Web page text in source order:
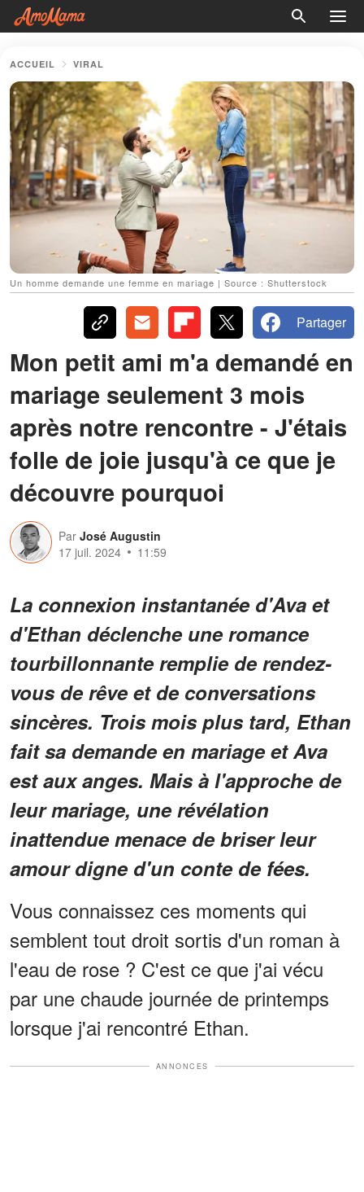
ACCUEIL VIRAL
Un homme demande une femme en mariage | Source : Shutterstock
Partager
Mon petit ami m'a demandé en
mariage seulement 3 mois
après notre rencontre - J'étais
folle de joie jusqu'à ce que je
découvre pourquoi
Par José Augustin
17 juil. 2024
11:59
La connexion instantanée d'Ava et
d'Ethan déclenche une romance
tourbillonnante remplie de rendez-
vous de rêve et de conversations
sincères. Trois mois plus tard, Ethan
fait sa demande en mariage et Ava
est aux anges. Mais à l'approche de
leur mariage, une révélation
inattendue menace de briser leur
amour digne d'un conte de fées.
Vous connaissez ces moments qui
semblent tout droit sortis d'un roman à
l'eau de rose ? C'est ce que j'ai vécu
par une chaude journée de printemps
lorsque j'ai rencontré Ethan.
ANNONCES